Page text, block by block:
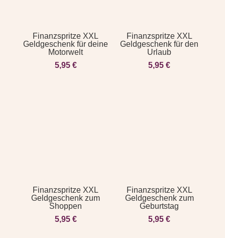
Finanzspritze XXL
Geldgeschenk für deine
Motorwelt
5,95 €
Finanzspritze XXL
Geldgeschenk für den
Urlaub
5,95€
Finanzspritze XXL
Geldgeschenk zum
Shoppen
5,95 €
Finanzspritze XXL
Geldgeschenk zum
Geburtstag
5,95€